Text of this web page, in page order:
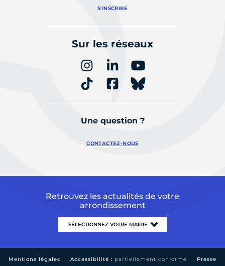
S'INSCRIRE
Sur les réseaux
Une question ?
CONTACTEZ-NOUS
Retrouvez les actualités de votre
arrondissement
Mentions légales Accessibilité : partiellement conforme Presse